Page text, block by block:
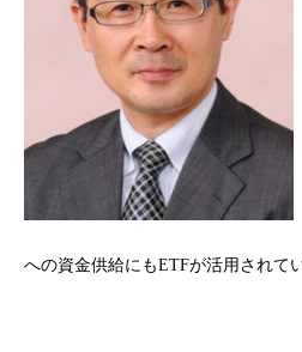
への資金供給にもETFが活用されて